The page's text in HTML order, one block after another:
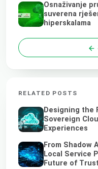
Osnaživanje
suverena
hiperskalama
RELATED POSTS
Designing the
Sovereign
Experiences
From Shadow
Local Service
Future of